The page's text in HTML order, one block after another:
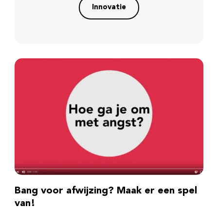
Innovatie
Bang voor afwijzing? Maak er een spel
van!